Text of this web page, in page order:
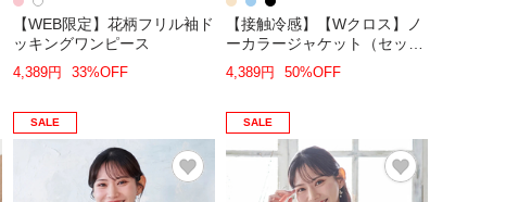
【WEB限定】花柄フリル袖ド
ッキングワンピース
4,389円 33%OFF
【接触冷感】【Wクロス】ノ
ーカラージャケット（セット
アップ可）
4,389円 50%OFF
SALE SALE